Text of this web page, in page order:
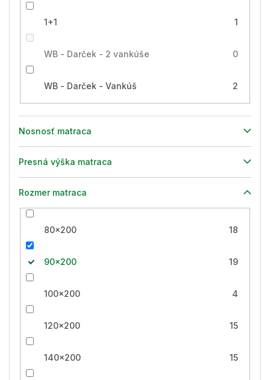
1+1 1
WB - Darček - 2 vankúše 0
WB - Darček - Vankúš 2
Nosnosť matraca
Presná výška matraca
Rozmer matraca
80x200 18
90x200 19
100x200 4
120x200 15
140x200 15